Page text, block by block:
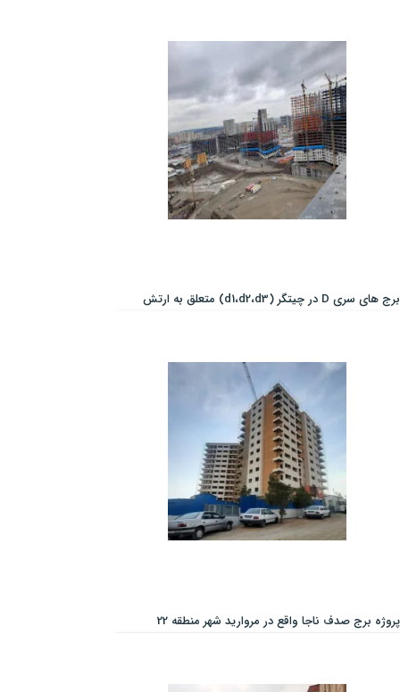
برج های سری D در چیتگر (d1،d2،d3) متعلق به ارتش
پروژه برج صدف ناجا واقع در مروارید شهر منطقه 22